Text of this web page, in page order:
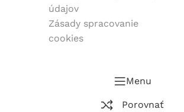
údajov
Zásady spracovanie
cookies
Menu
Porovnať